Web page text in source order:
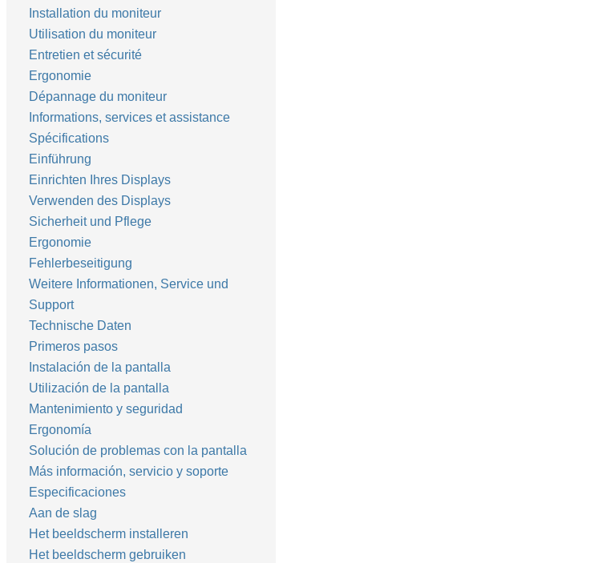
Installation du moniteur
Utilisation du moniteur
Entretien et sécurité
Ergonomie
Dépannage du moniteur
Informations, services et assistance
Spécifications
Einführung
Einrichten Ihres Displays
Verwenden des Displays
Sicherheit und Pflege
Ergonomie
Fehlerbeseitigung
Weitere Informationen, Service und
Support
Technische Daten
Primeros pasos
Instalación de la pantalla
Utilización de la pantalla
Mantenimiento y seguridad
Ergonomía
Solución de problemas con la pantalla
Más información, servicio y soporte
Especificaciones
Aan de slag
Het beeldscherm installeren
Het beeldscherm gebruiken